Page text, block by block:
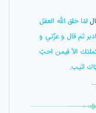
لمّا خلق اللّه العقل
ثم قال و عزّتي و
الاّ فيمن احبّ
اثيب.